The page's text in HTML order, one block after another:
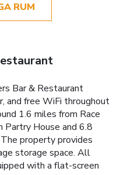
RUM
Bar & Restaurant
and free WiFi throughout
1.6 miles from Race
Partry House and 6.8
property provides
storage space. All
with a flat-screen